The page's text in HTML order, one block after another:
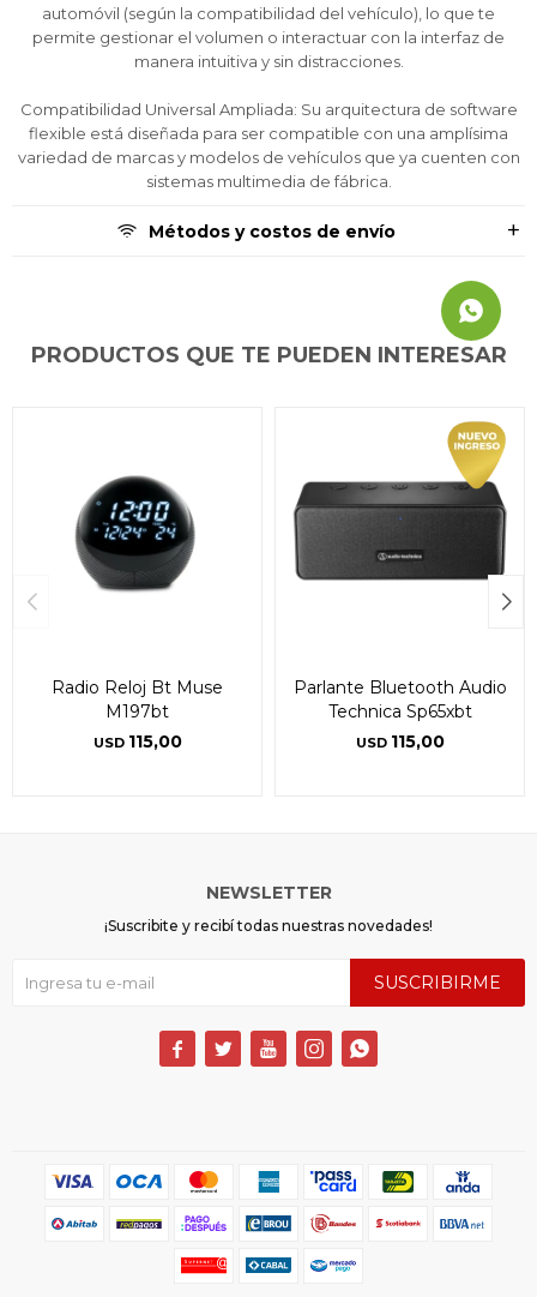
automóvil (según la compatibilidad del vehículo), lo que te
permite gestionar el volumen o interactuar con la interfaz de
manera intuitiva y sin distracciones.
Compatibilidad Universal Ampliada: Su arquitectura de software
flexible está diseñada para ser compatible con una amplísima
variedad de marcas y modelos de vehículos que ya cuenten con
sistemas multimedia de fábrica.
Métodos y costos de envío
PRODUCTOS QUE TE PUEDEN INTERESAR
Radio Reloj Bt Muse
M197bt
USD 115,00
Parlante Bluetooth Audio
Technica Sp65xbt
USD 115,00
NEWSLETTER
¡Suscribite y recibí todas nuestras novedades!
SUSCRIBIRME
    